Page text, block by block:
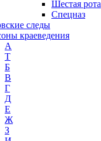
Шестая рота
Спецназ
следы
краеведения
А
T
Б
В
Г
Д
Е
Ж
З